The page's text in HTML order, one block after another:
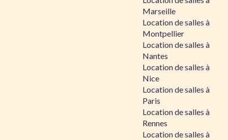
Marseille
Location de salles à
Montpellier
Location de salles à
Nantes
Location de salles à
Nice
Location de salles à
Paris
Location de salles à
Rennes
Location de salles à